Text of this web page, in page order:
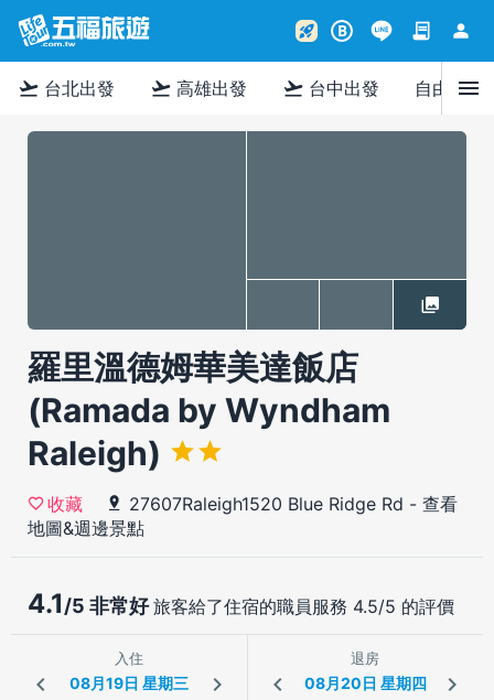
rocket_launch B contract person
flight_takeoff 台北出發 flight_takeoff 高雄出發 flight_takeoff 台中出發 自由行menu
羅里溫德姆華美達飯店
(Ramada by Wyndham
Raleigh)
收藏 27607Raleigh1520 Blue Ridge Rd - 查看
地圖&週邊景點
4.1/5 非常好旅客給了住宿的職員服務 4.5/5 的評價
入住 退房